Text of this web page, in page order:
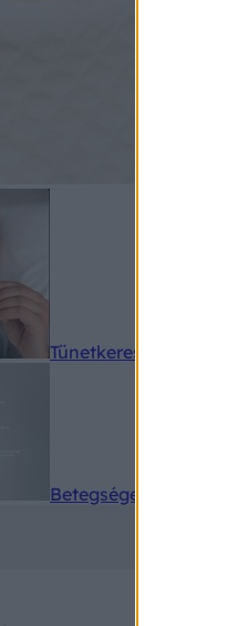
Tünetkereső
Betegségek A-Z